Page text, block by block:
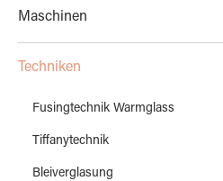
Maschinen
Techniken
Fusingtechnik Warmglass
Tiffanytechnik
Bleiverglasung